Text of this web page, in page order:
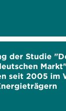
der Studie
seit 2005 im